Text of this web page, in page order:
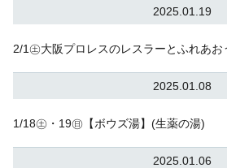
2025.01.19
2/1㊏大阪プロレスのレスラーとふれあお
2025.01.08
1/18㊏・19㊐【ボウズ湯】(生薬の湯)
2025.01.06